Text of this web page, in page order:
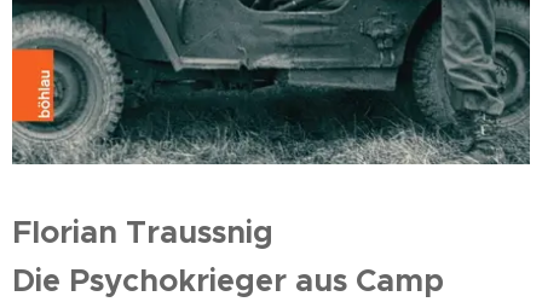
Florian Traussnig
Die Psychokrieger aus Camp